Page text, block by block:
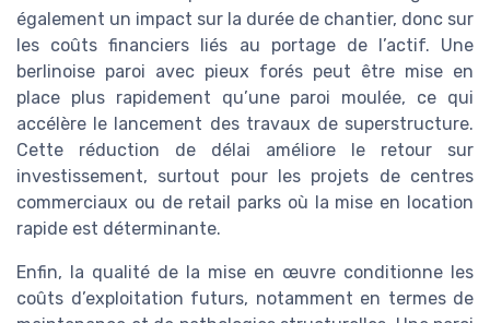
également un impact sur la durée de chantier, donc sur
les coûts financiers liés au portage de l’actif. Une
berlinoise paroi avec pieux forés peut être mise en
place plus rapidement qu’une paroi moulée, ce qui
accélère le lancement des travaux de superstructure.
Cette réduction de délai améliore le retour sur
investissement, surtout pour les projets de centres
commerciaux ou de retail parks où la mise en location
rapide est déterminante.
Enfin, la qualité de la mise en œuvre conditionne les
coûts d’exploitation futurs, notamment en termes de